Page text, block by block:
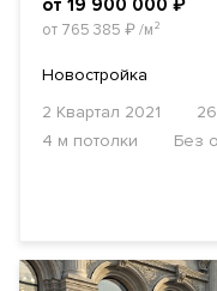
от 19 900 000 ₽
от 765 385 ₽/м²
Новостройка
2 Квартал 2021
4 м потолки
Без